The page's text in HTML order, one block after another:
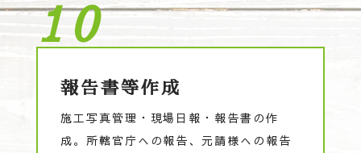
10
報告書等作成
施工写真管理・現場日報・報告書の作
成。所轄官庁への報告、元請様への報告